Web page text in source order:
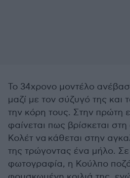
Το 34χρονο μοντέλο
μαζί με τον σύζυγό της και
την κόρη τους. Στην πρώτη
φαίνεται πως βρίσκεται
Κολέτ να κάθεται στην
της τρώγοντας ένα μήλο.
φωτογραφία, η Κούλπο